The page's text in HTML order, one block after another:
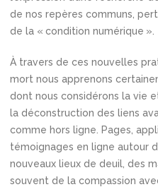
de nos repères communs,
de la « condition numérique ».
À travers de ces nouvelles
mort nous apprenons
dont nous considérons la vie
la déconstruction des liens
comme hors ligne. Pages,
témoignages en ligne autour
nouveaux lieux de deuil, des
souvent de la compassion